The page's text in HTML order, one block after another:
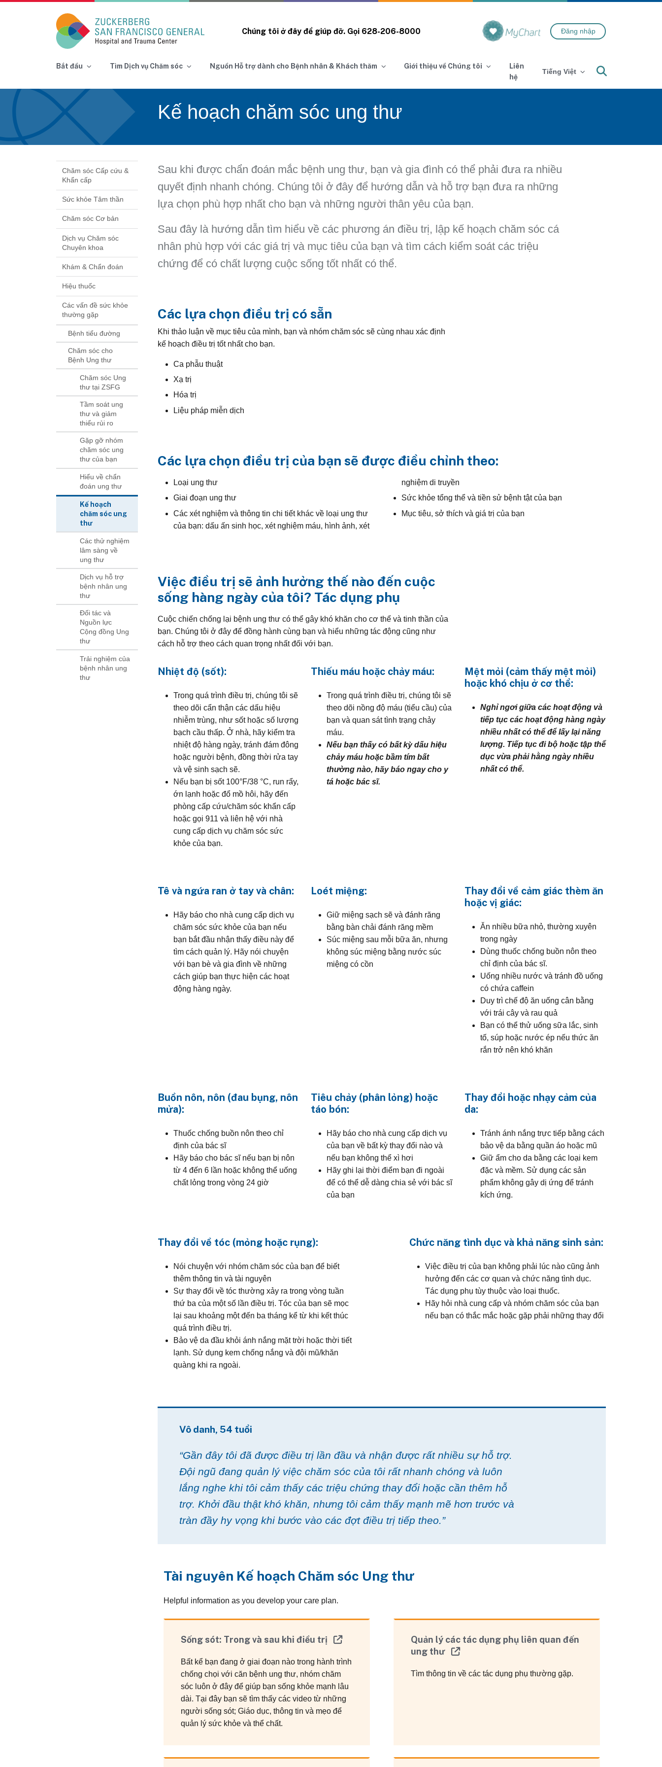
Chúng tôi ở đây để giúp đỡ. Gọi 628-206-8000 Đăng nhập
Bắt đầu Tìm Dịch vụ Chăm sóc Nguồn Hỗ trợ dành cho Bệnh nhân & Khách thăm Giới thiệu về Chúng tôi
Liên
hệ
Tiếng Việt
Kế hoạch chăm sóc ung thư
Chăm sóc Cấp cứu &
Khẩn cấp
Sức khỏe Tâm thần
Chăm sóc Cơ bản
Dịch vụ Chăm sóc
Chuyên khoa
Khám & Chẩn đoán
Hiệu thuốc
Các vấn đề sức khỏe
thường gặp
Bệnh tiểu đường
Chăm sóc cho
Bệnh Ung thư
Chăm sóc Ung
thư tại ZSFG
Tầm soát ung
thư và giảm
thiểu rủi ro
Gặp gỡ nhóm
chăm sóc ung
thư của bạn
Hiểu về chẩn
đoán ung thư
Kế hoạch
chăm sóc ung
thư
Các thử nghiệm
lâm sàng về
ung thư
Dịch vụ hỗ trợ
bệnh nhân ung
thư
Đối tác và
Nguồn lực
Cộng đồng Ung
thư
Trải nghiệm của
bệnh nhân ung
thư
Sau khi được chẩn đoán mắc bệnh ung thư, bạn và gia đình có thể phải đưa ra nhiều
quyết định nhanh chóng. Chúng tôi ở đây để hướng dẫn và hỗ trợ bạn đưa ra những
lựa chọn phù hợp nhất cho bạn và những người thân yêu của bạn.
Sau đây là hướng dẫn tìm hiểu về các phương án điều trị, lập kế hoạch chăm sóc cá
nhân phù hợp với các giá trị và mục tiêu của bạn và tìm cách kiểm soát các triệu
chứng để có chất lượng cuộc sống tốt nhất có thể.
Các lựa chọn điều trị có sẵn
Khi thảo luận về mục tiêu của mình, bạn và nhóm chăm sóc sẽ cùng nhau xác định
kế hoạch điều trị tốt nhất cho bạn.
Ca phẫu thuật
Xạ trị
Hóa trị
Liệu pháp miễn dịch
Các lựa chọn điều trị của bạn sẽ được điều chỉnh theo:
Loại ung thư
Giai đoạn ung thư
Các xét nghiệm và thông tin chi tiết khác về loại ung thư
của bạn: dấu ấn sinh học, xét nghiệm máu, hình ảnh, xét
nghiệm di truyền
Sức khỏe tổng thể và tiền sử bệnh tật của bạn
Mục tiêu, sở thích và giá trị của bạn
Việc điều trị sẽ ảnh hưởng thế nào đến cuộc
sống hàng ngày của tôi? Tác dụng phụ
Cuộc chiến chống lại bệnh ung thư có thể gây khó khăn cho cơ thể và tinh thần của
bạn. Chúng tôi ở đây để đồng hành cùng bạn và hiểu những tác động cũng như
cách hỗ trợ theo cách quan trọng nhất đối với bạn.
Nhiệt độ (sốt):
Trong quá trình điều trị, chúng tôi sẽ
theo dõi cẩn thận các dấu hiệu
nhiễm trùng, như sốt hoặc số lượng
bạch cầu thấp. Ở nhà, hãy kiểm tra
nhiệt độ hàng ngày, tránh đám đông
hoặc người bệnh, đồng thời rửa tay
và vệ sinh sạch sẽ.
Nếu bạn bị sốt 100°F/38 °C, run rẩy,
ớn lạnh hoặc đổ mồ hôi, hãy đến
phòng cấp cứu/chăm sóc khẩn cấp
hoặc gọi 911 và liên hệ với nhà
cung cấp dịch vụ chăm sóc sức
khỏe của bạn.
Thiếu máu hoặc chảy máu:
Trong quá trình điều trị, chúng tôi sẽ
theo dõi nồng độ máu (tiểu cầu) của
bạn và quan sát tình trạng chảy
máu.
Nếu bạn thấy có bất kỳ dấu hiệu
chảy máu hoặc bầm tím bất
thường nào, hãy báo ngay cho y
tá hoặc bác sĩ.
Mệt mỏi (cảm thấy mệt mỏi)
hoặc khó chịu ở cơ thể:
Nghỉ ngơi giữa các hoạt động và
tiếp tục các hoạt động hàng ngày
nhiều nhất có thể để lấy lại năng
lượng. Tiếp tục đi bộ hoặc tập thể
dục vừa phải hằng ngày nhiều
nhất có thể.
Tê và ngứa ran ở tay và chân:
Hãy báo cho nhà cung cấp dịch vụ
chăm sóc sức khỏe của bạn nếu
bạn bắt đầu nhận thấy điều này để
tìm cách quản lý. Hãy nói chuyện
với bạn bè và gia đình về những
cách giúp bạn thực hiện các hoạt
động hàng ngày.
Loét miệng:
Giữ miệng sạch sẽ và đánh răng
bằng bàn chải đánh răng mềm
Súc miệng sau mỗi bữa ăn, nhưng
không súc miệng bằng nước súc
miệng có cồn
Thay đổi về cảm giác thèm ăn
hoặc vị giác:
Ăn nhiều bữa nhỏ, thường xuyên
trong ngày
Dùng thuốc chống buồn nôn theo
chỉ định của bác sĩ.
Uống nhiều nước và tránh đồ uống
có chứa caffein
Duy trì chế độ ăn uống cân bằng
với trái cây và rau quả
Bạn có thể thử uống sữa lắc, sinh
tố, súp hoặc nước ép nếu thức ăn
rắn trở nên khó khăn
Buồn nôn, nôn (đau bụng, nôn
mửa):
Thuốc chống buồn nôn theo chỉ
định của bác sĩ
Hãy báo cho bác sĩ nếu bạn bị nôn
từ 4 đến 6 lần hoặc không thể uống
chất lỏng trong vòng 24 giờ
Tiêu chảy (phân lỏng) hoặc
táo bón:
Hãy báo cho nhà cung cấp dịch vụ
của bạn về bất kỳ thay đổi nào và
nếu bạn không thể xì hơi
Hãy ghi lại thời điểm bạn đi ngoài
để có thể dễ dàng chia sẻ với bác sĩ
của bạn
Thay đổi hoặc nhạy cảm của
da:
Tránh ánh nắng trực tiếp bằng cách
bảo vệ da bằng quần áo hoặc mũ
Giữ ẩm cho da bằng các loại kem
đặc và mềm. Sử dụng các sản
phẩm không gây dị ứng để tránh
kích ứng.
Thay đổi về tóc (mỏng hoặc rụng):
Nói chuyện với nhóm chăm sóc của bạn để biết
thêm thông tin và tài nguyên
Sự thay đổi về tóc thường xảy ra trong vòng tuần
thứ ba của một số lần điều trị. Tóc của bạn sẽ mọc
lại sau khoảng một đến ba tháng kể từ khi kết thúc
quá trình điều trị.
Bảo vệ da đầu khỏi ánh nắng mặt trời hoặc thời tiết
lạnh. Sử dụng kem chống nắng và đội mũ/khăn
quàng khi ra ngoài.
Chức năng tình dục và khả năng sinh sản:
Việc điều trị của bạn không phải lúc nào cũng ảnh
hưởng đến các cơ quan và chức năng tình dục.
Tác dụng phụ tùy thuộc vào loại thuốc.
Hãy hỏi nhà cung cấp và nhóm chăm sóc của bạn
nếu bạn có thắc mắc hoặc gặp phải những thay đổi
Vô danh, 54 tuổi
“Gần đây tôi đã được điều trị lần đầu và nhận được rất nhiều sự hỗ trợ.
Đội ngũ đang quản lý việc chăm sóc của tôi rất nhanh chóng và luôn
lắng nghe khi tôi cảm thấy các triệu chứng thay đổi hoặc cần thêm hỗ
trợ. Khởi đầu thật khó khăn, nhưng tôi cảm thấy mạnh mẽ hơn trước và
tràn đầy hy vọng khi bước vào các đợt điều trị tiếp theo.”
Tài nguyên Kế hoạch Chăm sóc Ung thư
Helpful information as you develop your care plan.
Sống sót: Trong và sau khi điều trị
Bất kể bạn đang ở giai đoạn nào trong hành trình
chống chọi với căn bệnh ung thư, nhóm chăm
sóc luôn ở đây để giúp bạn sống khỏe mạnh lâu
dài. Tại đây bạn sẽ tìm thấy các video từ những
người sống sót; Giáo dục, thông tin và mẹo để
quản lý sức khỏe và thể chất.
Quản lý các tác dụng phụ liên quan đến
ung thư
Tìm thông tin về các tác dụng phụ thường gặp.